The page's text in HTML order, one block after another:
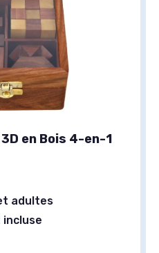
en Bois 4-en-1
adultes